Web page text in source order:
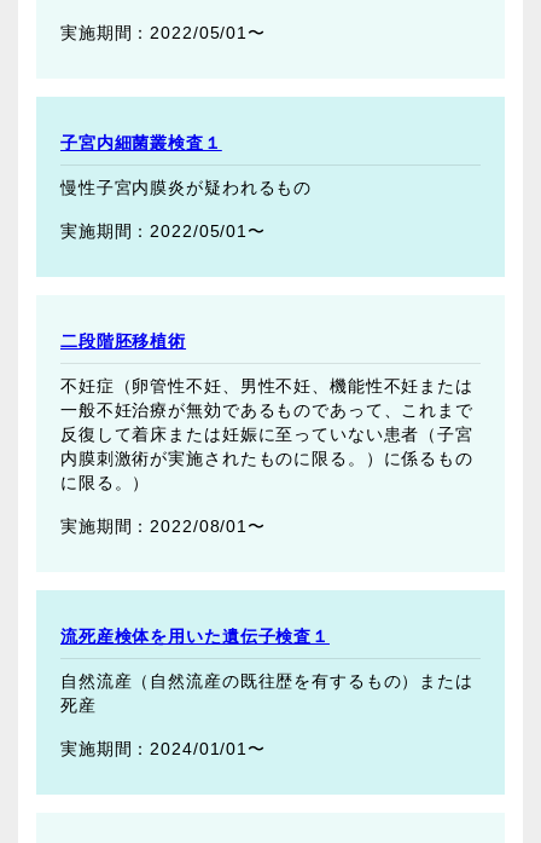
2022/05/01〜
子宮内細菌叢検査１
慢性子宮内膜炎が疑われるもの
2022/05/01〜
二段階胚移植術
不妊症（卵管性不妊、男性不妊、機能性不妊または
一般不妊治療が無効であるものであって、これまで
反復して着床または妊娠に至っていない患者（子宮
内膜刺激術が実施されたものに限る。）に係るもの
に限る。）
2022/08/01〜
流死産検体を用いた遺伝子検査１
自然流産（自然流産の既往歴を有するもの）または
死産
2024/01/01〜